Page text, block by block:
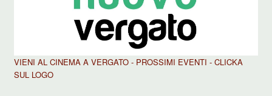
VIENI AL CINEMA A VERGATO - PROSSIMI EVENTI - CLICKA
SUL LOGO